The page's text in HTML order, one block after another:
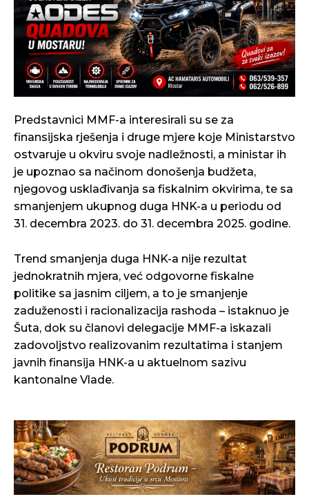
Predstavnici MMF-a interesirali su se za
finansijska rješenja i druge mjere koje Ministarstvo
ostvaruje u okviru svoje nadležnosti, a ministar ih
je upoznao sa načinom donošenja budžeta,
njegovog usklađivanja sa fiskalnim okvirima, te sa
smanjenjem ukupnog duga HNK-a u periodu od
31. decembra 2023. do 31. decembra 2025. godine.
Trend smanjenja duga HNK-a nije rezultat
jednokratnih mjera, već odgovorne fiskalne
politike sa jasnim ciljem, a to je smanjenje
zaduženosti i racionalizacija rashoda – istaknuo je
Šuta, dok su članovi delegacije MMF-a iskazali
zadovoljstvo realizovanim rezultatima i stanjem
javnih finansija HNK-a u aktuelnom sazivu
kantonalne Vlade.